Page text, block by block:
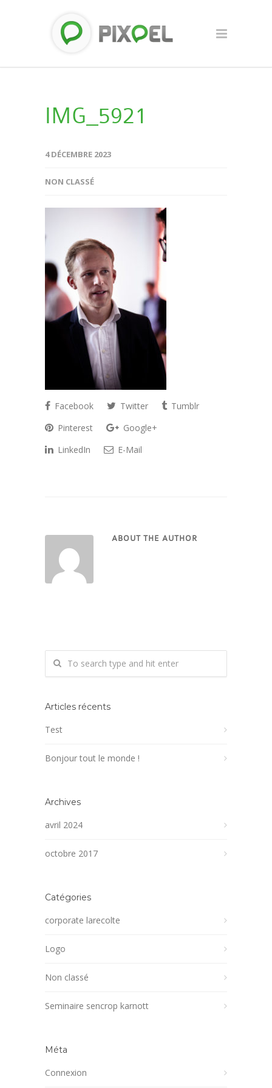
IMG_5921
4 DÉCEMBRE 2023
NON CLASSÉ
Facebook Twitter
Tumblr
Pinterest
Google+
LinkedIn
E-Mail
ABOUT THE AUTHOR
Articles récents
Test
Bonjour tout le monde !
Archives
avril 2024
octobre 2017
Catégories
corporate larecolte
Logo
Non classé
Seminaire sencrop karnott
Méta
Connexion